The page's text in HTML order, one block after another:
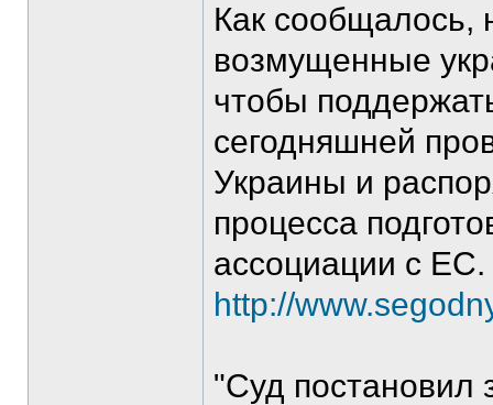
Как сообщалось,
возмущенные
чтобы
сегодняшней
Украины и
процесса
ассоциации с ЕС.
http://
"Суд постановил